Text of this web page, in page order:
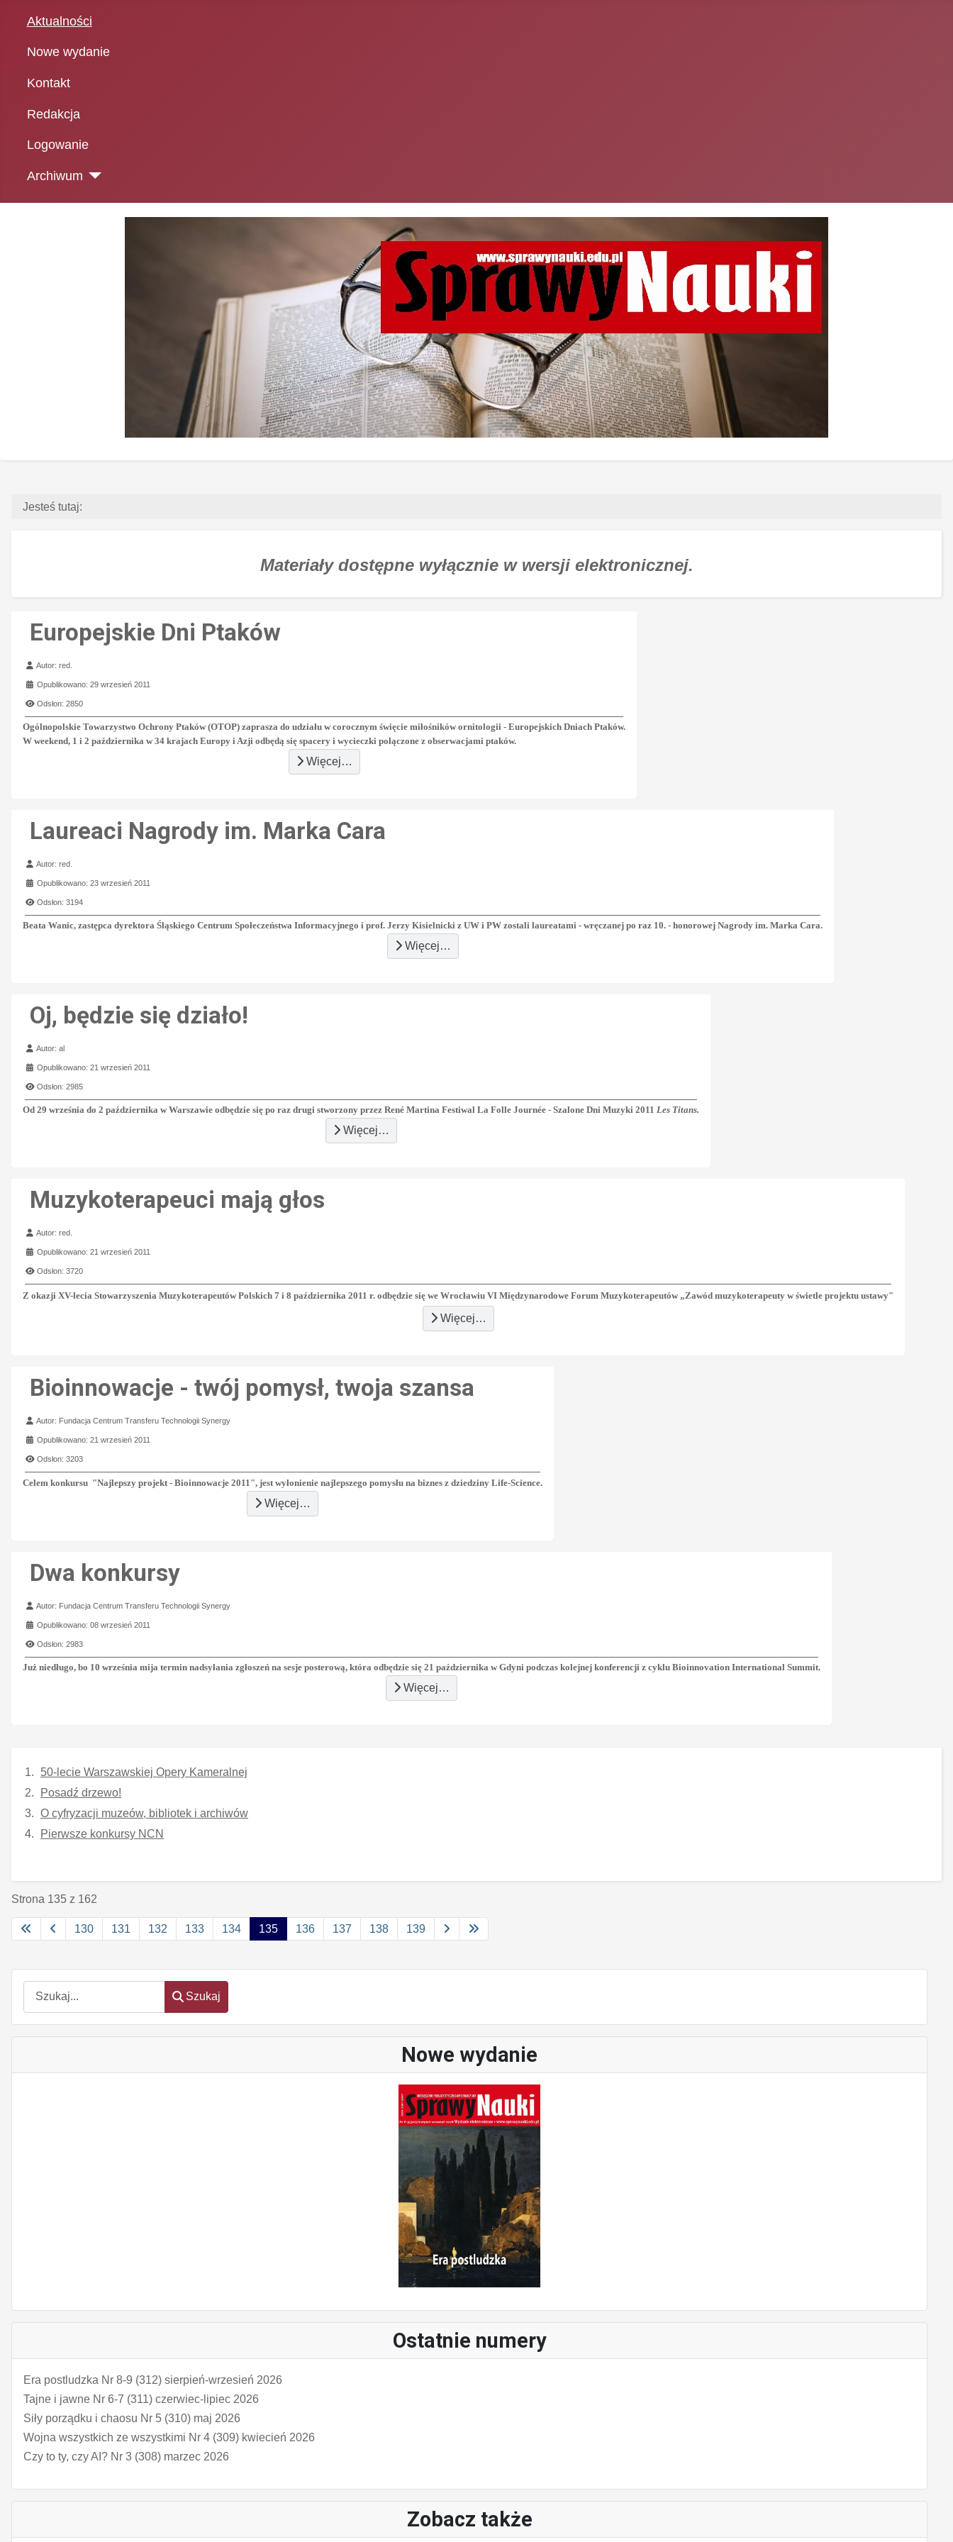
Aktualności
Nowe wydanie
Kontakt
Redakcja
Logowanie
Archiwum
Szukaj
Szukaj
Nowe wydanie
Ostatnie numery
Era postludzka Nr 8-9 (312) sierpień-wrzesień 2026
Tajne i jawne Nr 6-7 (311) czerwiec-lipiec 2026
Siły porządku i chaosu Nr 5 (310) maj 2026
Wojna wszystkich ze wszystkimi Nr 4 (309) kwiecień 2026
Czy to ty, czy AI? Nr 3 (308) marzec 2026
Zobacz także
Jesteś tutaj:
Materiały dostępne wyłącznie w wersji elektronicznej.
Europejskie Dni Ptaków
Szczegóły
Autor:red.
Opublikowano: 29 wrzesień 2011
Odsłon: 2850
Ogólnopolskie Towarzystwo Ochrony Ptaków (OTOP) zaprasza do udziału w corocznym święcie miłośników ornitologii - Europejskich Dniach Ptaków.
W weekend, 1 i 2 października w 34 krajach Europy i Azji odbędą się spacery i wycieczki połączone z obserwacjami ptaków.
Więcej…
Laureaci Nagrody im. Marka Cara
Szczegóły
Autor:red.
Opublikowano: 23 wrzesień 2011
Odsłon: 3194
Beata Wanic, zastępca dyrektora Śląskiego Centrum Społeczeństwa Informacyjnego i prof. Jerzy Kisielnicki z UW i PW zostali laureatami - wręczanej po raz 10. - honorowej Nagrody im. Marka Cara.
Więcej…
Oj, będzie się działo!
Szczegóły
Autor:al
Opublikowano: 21 wrzesień 2011
Odsłon: 2985
Od 29 września do 2 października w Warszawie odbędzie się po raz drugi stworzony przez René Martina Festiwal La Folle Journée - Szalone Dni Muzyki 2011 Les Titans.
Więcej…
Muzykoterapeuci mają głos
Szczegóły
Autor:red.
Opublikowano: 21 wrzesień 2011
Odsłon: 3720
Z okazji XV-lecia Stowarzyszenia Muzykoterapeutów Polskich 7 i 8 października 2011 r. odbędzie się we Wrocławiu VI Międzynarodowe Forum Muzykoterapeutów „Zawód muzykoterapeuty w świetle projektu ustawy"
Więcej…
Bioinnowacje - twój pomysł, twoja szansa
Szczegóły
Autor: Fundacja Centrum Transferu Technologii Synergy
Opublikowano: 21 wrzesień 2011
Odsłon: 3203
Celem konkursu "Najlepszy projekt - Bioinnowacje 2011", jest wyłonienie najlepszego pomysłu na biznes z dziedziny Life-Science.
Więcej…
Dwa konkursy
Szczegóły
Autor: Fundacja Centrum Transferu Technologii Synergy
Opublikowano: 08 wrzesień 2011
Odsłon: 2983
Już niedługo, bo 10 września mija termin nadsyłania zgłoszeń na sesje posterową, która odbędzie się 21 października w Gdyni podczas kolejnej konferencji z cyklu Bioinnovation International Summit.
Więcej…
50-lecie Warszawskiej Opery Kameralnej
Posadź drzewo!
O cyfryzacji muzeów, bibliotek i archiwów
Pierwsze konkursy NCN
Strona 135 z 162
130 131 132 133 134 135 136 137 138 139